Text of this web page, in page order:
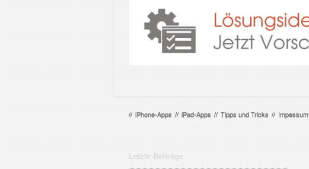
// iPhone-Apps // iPad-Apps // Tipps und Tricks // Impessum